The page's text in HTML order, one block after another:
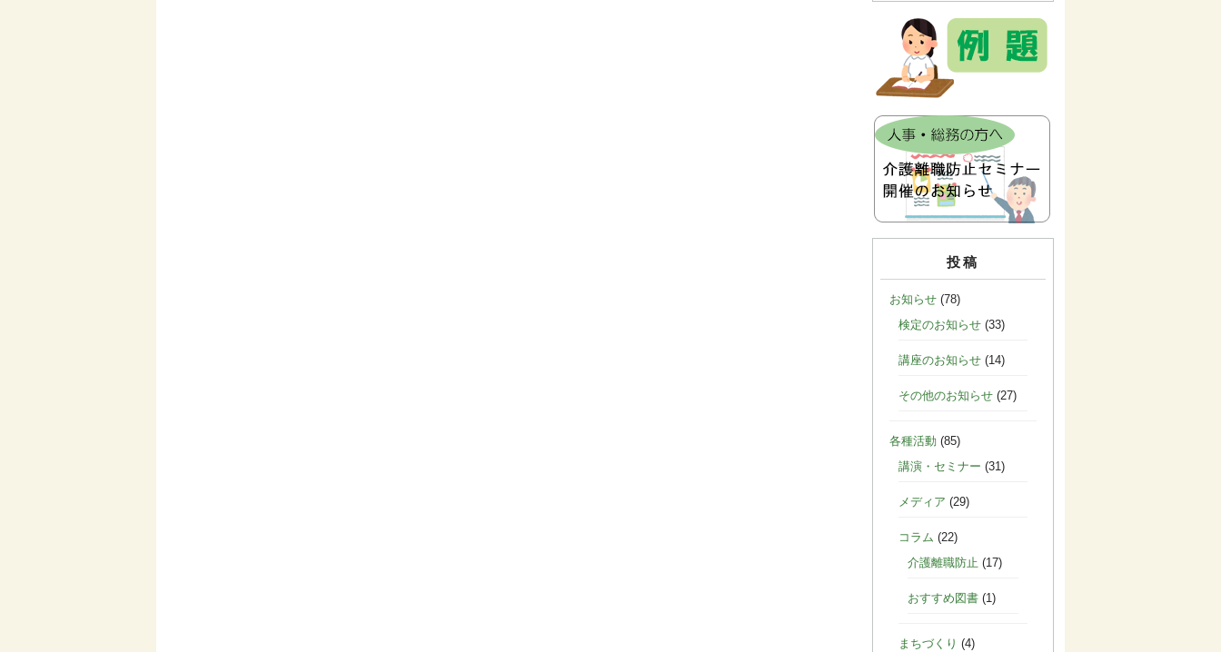
投稿
お知らせ (78)
検定のお知らせ (33)
講座のお知らせ (14)
その他のお知らせ (27)
各種活動 (85)
講演・セミナー (31)
メディア (29)
コラム (22)
介護離職防止 (17)
おすすめ図書 (1)
まちづくり (4)